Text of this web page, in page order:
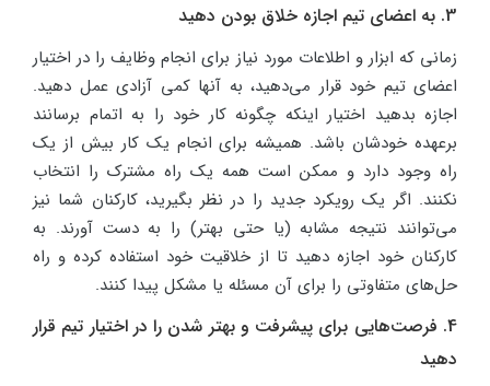
3. به اعضای تیم اجازه خلاق بودن دهید
زمانی که ابزار و اطلاعات مورد نیاز برای انجام وظایف را در اختیار
اعضای تیم خود قرار می‌دهید، به آنها کمی آزادی عمل دهید.
اجازه بدهید اختیار اینکه چگونه کار خود را به اتمام برسانند
برعهده خودشان باشد. همیشه برای انجام یک کار بیش از یک
راه وجود دارد و ممکن است همه یک راه مشترک را انتخاب
نکنند. اگر یک رویکرد جدید را در نظر بگیرید، کارکنان شما نیز
می‌توانند نتیجه مشابه (یا حتی بهتر) را به دست آورند. به
کارکنان خود اجازه دهید تا از خلاقیت خود استفاده کرده و راه
حل‌های متفاوتی را برای آن مسئله یا مشکل پیدا کنند.
4. فرصت‌هایی برای پیشرفت و بهتر شدن را در اختیار تیم قرار
دهید